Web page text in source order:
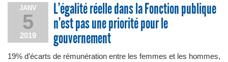
JANV
5
2019
L’égalité réelle dans la Fonction publique
n’est pas une priorité pour le
gouvernement
19% d’écarts de rémunération entre les femmes et les hommes,